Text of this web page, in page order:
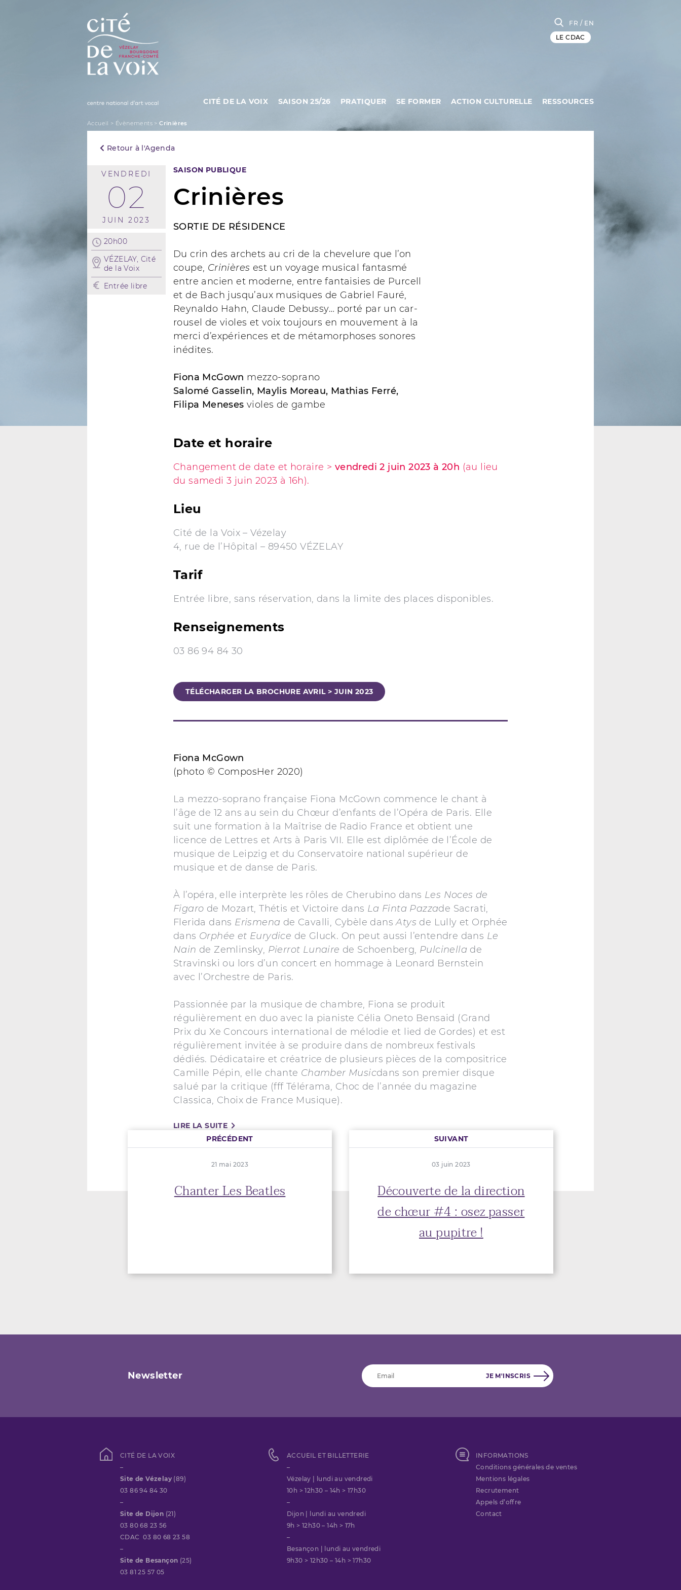
La Cité de la Voix
FR / EN
LE CDAC
CITÉ DE LA VOIX SAISON 25/26 PRATIQUER SE FORMER ACTION CULTURELLE RESSOURCES
Accueil > Évènements >Crinières
Retour à l'Agenda
VENDREDI
02
JUIN 2023
20h00
VÉZELAY, Cité
de la Voix
Entrée libre
SAISON PUBLIQUE
Crinières
SORTIE DE RÉSIDENCE
Du crin des archets au cri de la chevelure que l’on
coupe, Crinières est un voyage musical fantasmé
entre ancien et moderne, entre fantaisies de Purcell
et de Bach jusqu’aux musiques de Gabriel Fauré,
Reynaldo Hahn, Claude Debussy… porté par un car-
rousel de violes et voix toujours en mouvement à la
merci d’expériences et de métamorphoses sonores
inédites.
Fiona McGown mezzo-soprano
Salomé Gasselin, Maylis Moreau, Mathias Ferré,
Filipa Meneses violes de gambe
Date et horaire
Changement de date et horaire > vendredi 2 juin 2023 à 20h (au lieu
du samedi 3 juin 2023 à 16h).
Lieu
Cité de la Voix – Vézelay
4, rue de l’Hôpital – 89450 VÉZELAY
Tarif
Entrée libre, sans réservation, dans la limite des places disponibles.
Renseignements
03 86 94 84 30
TÉLÉCHARGER LA BROCHURE AVRIL > JUIN 2023
Fiona McGown
(photo © ComposHer 2020)
La mezzo-soprano française Fiona McGown commence le chant à
l’âge de 12 ans au sein du Chœur d’enfants de l’Opéra de Paris. Elle
suit une formation à la Maîtrise de Radio France et obtient une
licence de Lettres et Arts à Paris VII. Elle est diplômée de l’École de
musique de Leipzig et du Conservatoire national supérieur de
musique et de danse de Paris.
À l’opéra, elle interprète les rôles de Cherubino dans Les Noces de
Figaro de Mozart, Thétis et Victoire dans La Finta Pazzade Sacrati,
Flerida dans Erismena de Cavalli, Cybèle dansAtys de Lully et Orphée
dans Orphée et Eurydice de Gluck. On peut aussi l’entendre dans Le
Nain de Zemlinsky, Pierrot Lunaire de Schoenberg, Pulcinella de
Stravinski ou lors d’un concert en hommage à Leonard Bernstein
avec l’Orchestre de Paris.
Passionnée par la musique de chambre, Fiona se produit
régulièrement en duo avec la pianiste Célia Oneto Bensaid (Grand
Prix du Xe Concours international de mélodie et lied de Gordes) et est
régulièrement invitée à se produire dans de nombreux festivals
dédiés. Dédicataire et créatrice de plusieurs pièces de la compositrice
Camille Pépin, elle chante Chamber Musicdans son premier disque
salué par la critique (fff Télérama, Choc de l’année du magazine
Classica, Choix de France Musique).
LIRE LA SUITE
PRÉCÉDENT
21 mai 2023
Chanter Les Beatles
SUIVANT
03 juin 2023
Découverte de la direction
de chœur #4 : osez passer
au pupitre !
Newsletter
CITÉ DE LA VOIX
–
Site de Vézelay (89)
03 86 94 84 30
–
Site de Dijon (21)
03 80 68 23 56
CDAC 03 80 68 23 58
–
Site de Besançon (25)
03 81 25 57 05
ACCUEIL ET BILLETTERIE
–
Vézelay | lundi au vendredi
10h > 12h30 – 14h > 17h30
–
Dijon | lundi au vendredi
9h > 12h30 – 14h > 17h
–
Besançon | lundi au vendredi
9h30 > 12h30 – 14h > 17h30
INFORMATIONS
Conditions générales de ventes
Mentions légales
Recrutement
Appels d’offre
Contact